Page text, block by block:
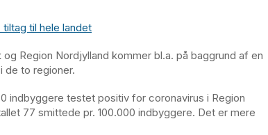
til hele landet
Region Nordjylland kommer bl.a. på baggrund af en
de to regioner.
indbyggere testet positiv for coronavirus i Region
77 smittede pr. 100.000 indbyggere. Det er mere